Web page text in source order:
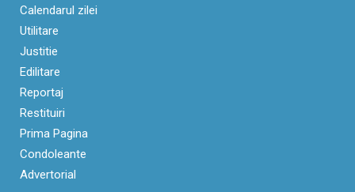
Calendarul zilei
Utilitare
Justitie
Edilitare
Reportaj
Restituiri
Prima Pagina
Condoleante
Advertorial